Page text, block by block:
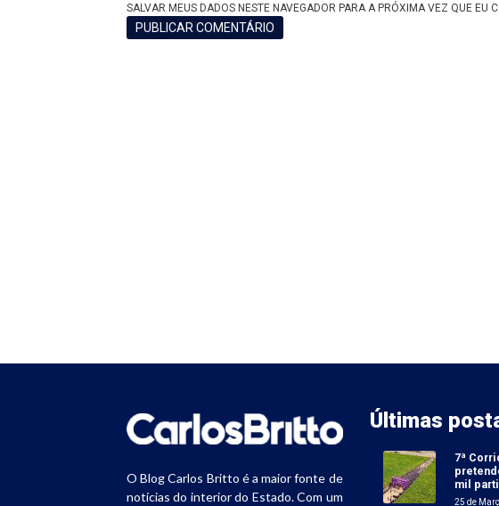
SALVAR MEUS DADOS NESTE NAVEGADOR PARA A PRÓXIMA VEZ QUE EU
O Blog Carlos Britto é a maior fonte de
notícias do interior do Estado. Com um
Últimas
7ª
mil
25 de